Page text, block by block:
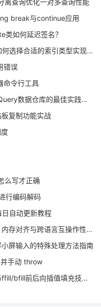
离查询优化一对多查询性能
break与continue应用
如何延迟签名？
合适的索引类型实现性能优化
错误
命令行工具
数据仓库的最佳实践是什么
复制功能实战
么写才正确
行编码解码
自动更新教程
对齐与跨语言互操作性实践
屏输入的特殊处理方法指南
手动 throw
前后向插值填充技巧详解